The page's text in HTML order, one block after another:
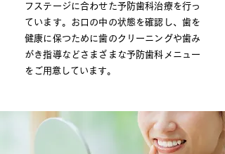
フステージに合わせた予防歯科治療を行っ
ています。お口の中の状態を確認し、歯を
健康に保つために歯のクリーニングや歯み
がき指導などさまざまな予防歯科メニュー
をご用意しています。